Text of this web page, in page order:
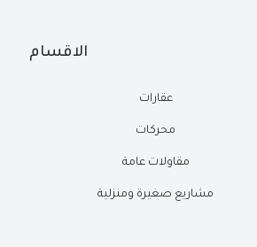
الاقسام
عقارات
محركات
مقاولات عامة
مشاريع صغيرة ومنزلية